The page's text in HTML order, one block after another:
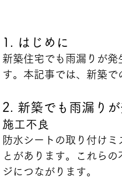
1. はじめに
新築住宅でも雨漏りが
す。本記事では、新築で
2. 新築でも雨漏り
施工不良
防水シートの取り付け
とがあります。これら
ジにつながります。